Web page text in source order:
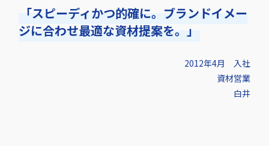
「スピーディかつ的確に。ブランドイメー
ジに合わせ最適な資材提案を。」
2012年4月 入社
資材営業
白井